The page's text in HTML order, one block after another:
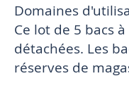
Domaines
Ce lot de 5 bacs
détachées. Les
réserves de